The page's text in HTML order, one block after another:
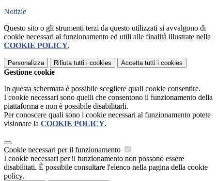
Notizie
Questo sito o gli strumenti terzi da questo utilizzati si avvalgono di
cookie necessari al funzionamento ed utili alle finalità illustrate nella
COOKIE POLICY.
Personalizza Rifiuta tutti i cookies Accetta tutti i cookies
Gestione cookie
In questa schermata è possibile scegliere quali cookie consentire.
I cookie necessari sono quelli che consentono il funzionamento della
piattaforma e non è possibile disabilitarli.
Per conoscere quali sono i cookie necessari al funzionamento potete
visionare la COOKIE POLICY.
Cookie necessari per il funzionamento
I cookie necessari per il funzionamento non possono essere
disabilitati. È possibile consultare l'elenco nella pagina della cookie
policy.